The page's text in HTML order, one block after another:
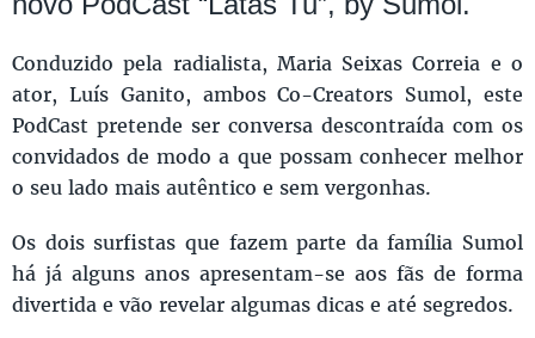
Conduzido pela radialista, Maria Seixas Correia e o
ator, Luís Ganito, ambos Co-Creators Sumol, este
PodCast pretende ser conversa descontraída com os
convidados de modo a que possam conhecer melhor
o seu lado mais autêntico e sem vergonhas.
Os dois surfistas que fazem parte da família Sumol
há já alguns anos apresentam-se aos fãs de forma
divertida e vão revelar algumas dicas e até segredos.